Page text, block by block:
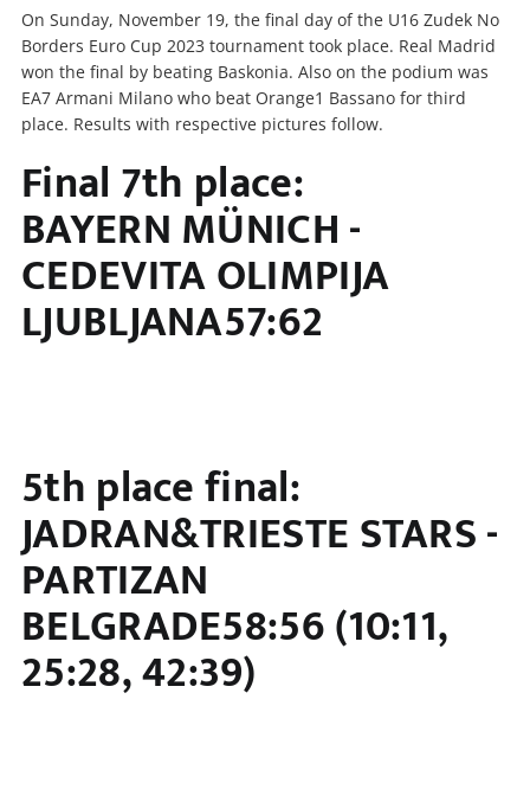
On Sunday, November 19, the final day of the U16 Zudek No
Borders Euro Cup 2023 tournament took place. Real Madrid
won the final by beating Baskonia. Also on the podium was
EA7 Armani Milano who beat Orange1 Bassano for third
place. Results with respective pictures follow.
Final 7th place:
BAYERN MÜNICH -
CEDEVITA OLIMPIJA
LJUBLJANA57:62
5th place final:
JADRAN&TRIESTE STARS -
PARTIZAN
BELGRADE58:56 (10:11,
25:28, 42:39)